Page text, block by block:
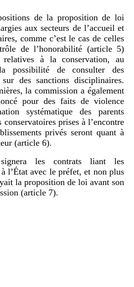
de la proposition de loi
aux secteurs de l’accueil et
comme c’est le cas de celles
de l’honorabilité (article 5)
à la conservation, au
possibilité de consulter des
des sanctions disciplinaires.
la commission a également
pour des faits de violence
systématique des parents
conservatoires prises à l’encontre
privés seront quant à
(article 6).
les contrats liant les
l’État avec le préfet, et non plus
la proposition de loi avant son
(article 7).